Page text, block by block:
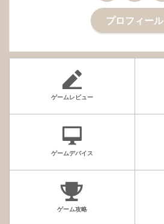
プロフィール
ゲームレビュー
ゲームデバイス
ゲーム攻略